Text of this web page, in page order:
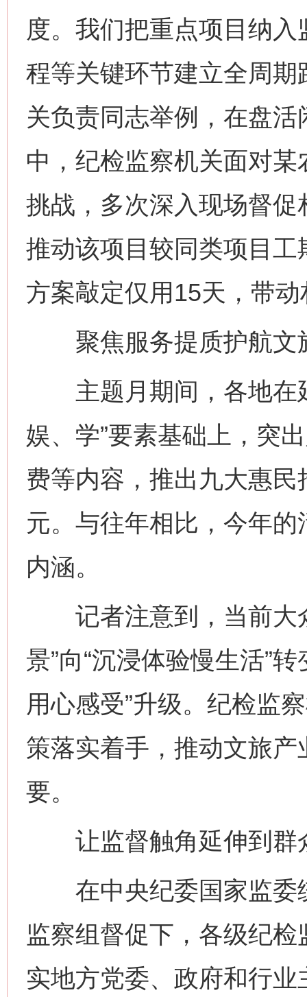
度。我们把重点项目纳
程等关键环节建立全周期
关负责同志举例，在盘
中，纪检监察机关面对
挑战，多次深入现场督
推动该项目较同类项目
方案敲定仅用15天，带
聚焦服务提质护航文
主题月期间，各地在
娱、学”要素基础上，突
费等内容，推出九大惠
元。与往年相比，今年
内涵。
记者注意到，当前大
景”向“沉浸体验慢生活”
用心感受”升级。纪检监
策落实着手，推动文旅
要。
让监督触角延伸到
在中央纪委国家监委
监察组督促下，各级纪
实地方党委、政府和行